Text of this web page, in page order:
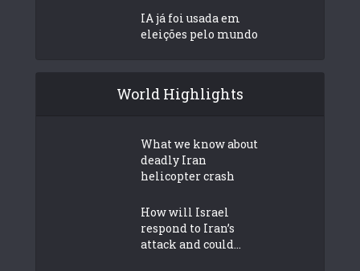
IA já foi usada em
eleições pelo mundo
World Highlights
What we know about
deadly Iran
helicopter crash
How will Israel
respond to Iran’s
attack and could...